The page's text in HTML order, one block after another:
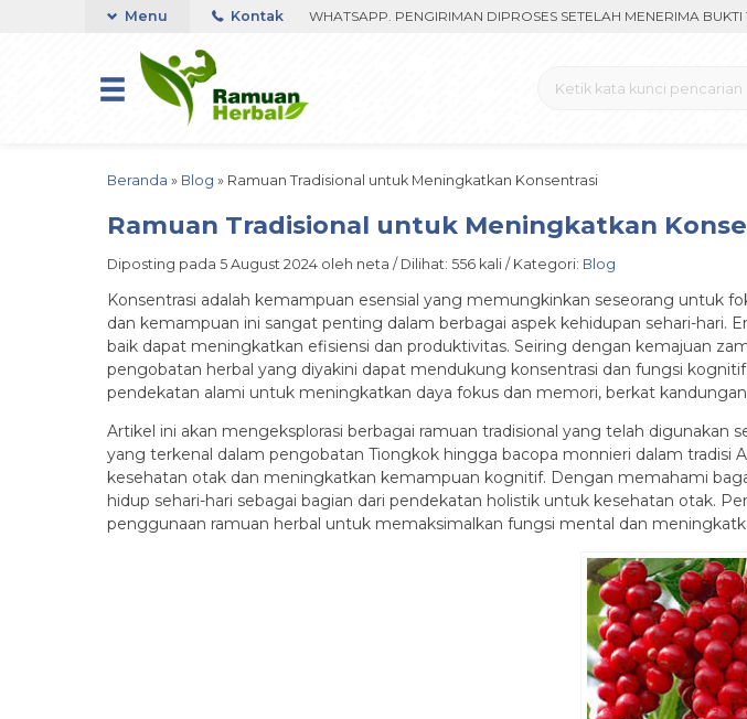
350RIBU FAST RESPON ORDER VIA WHATSAPP. PENGIRIMAN DIPROSES SETELAH MENERIMA BUKTI
Menu Kontak
Beranda » Blog » Ramuan Tradisional untuk Meningkatkan Konsentrasi
Ramuan Tradisional untuk Meningkatkan
Diposting pada 5 August 2024 oleh neta / Dilihat: 556 kali / Kategori: Blog
Konsentrasi adalah kemampuan esensial yang memungkinkan seseorang
dan kemampuan ini sangat penting dalam berbagai aspek kehidupan sehari-hari.
baik dapat meningkatkan efisiensi dan produktivitas. Seiring dengan kemajuan
pengobatan herbal yang diyakini dapat mendukung konsentrasi dan fungsi
pendekatan alami untuk meningkatkan daya fokus dan memori, berkat
Artikel ini akan mengeksplorasi berbagai ramuan tradisional yang telah
yang terkenal dalam pengobatan Tiongkok hingga bacopa monnieri dalam
kesehatan otak dan meningkatkan kemampuan kognitif. Dengan memahami
hidup sehari-hari sebagai bagian dari pendekatan holistik untuk kesehatan otak.
penggunaan ramuan herbal untuk memaksimalkan fungsi mental dan